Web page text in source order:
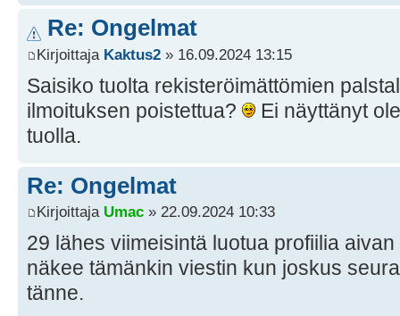
Re: Ongelmat
Kirjoittaja Kaktus2 » 16.09.2024 13:15
Saisiko tuolta rekisteröimättömien
ilmoituksen poistettua?
Ei näyttänyt
tuolla.
Re: Ongelmat
Kirjoittaja Umac » 22.09.2024 10:33
29 lähes viimeisintä luotua profiilia
näkee tämänkin viestin kun joskus
tänne.